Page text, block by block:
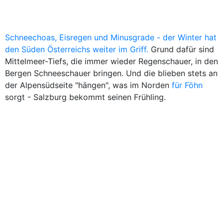
Schneechoas, Eisregen und Minusgrade - der Winter hat
den Süden Österreichs weiter im Griff. Grund dafür sind
Mittelmeer-Tiefs, die immer wieder Regenschauer, in den
Bergen Schneeschauer bringen. Und die blieben stets an
der Alpensüdseite "hängen", was im Norden für Föhn
sorgt - Salzburg bekommt seinen Frühling.